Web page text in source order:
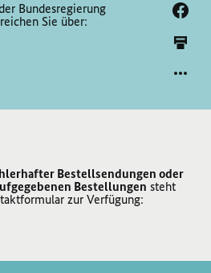
Bundesregierung
Sie über:
Bestellsendungen oder
Bestellungen steht
zur Verfügung: